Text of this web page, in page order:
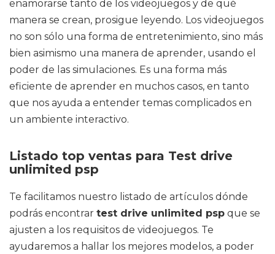
enamorarse tanto de los videojuegos y de qué
manera se crean, prosigue leyendo. Los videojuegos
no son sólo una forma de entretenimiento, sino más
bien asimismo una manera de aprender, usando el
poder de las simulaciones. Es una forma más
eficiente de aprender en muchos casos, en tanto
que nos ayuda a entender temas complicados en
un ambiente interactivo.
Listado top ventas para Test drive
unlimited psp
Te facilitamos nuestro listado de artículos dónde
podrás encontrar test drive unlimited psp que se
ajusten a los requisitos de videojuegos. Te
ayudaremos a hallar los mejores modelos, a poder